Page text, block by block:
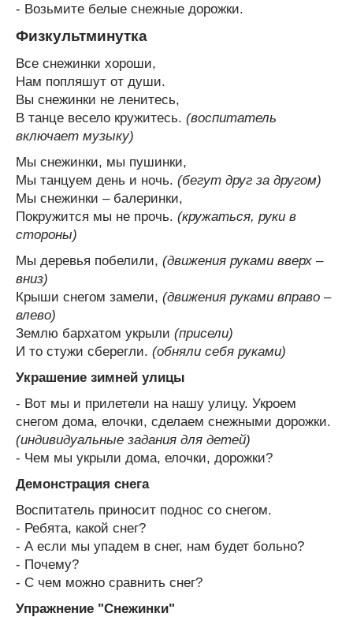
- Возьмите белые снежные дорожки.
Физкультминутка
Все снежинки хороши,
Нам попляшут от души.
Вы снежинки не ленитесь,
В танце весело кружитесь. (воспитатель
включает музыку)
Мы снежинки, мы пушинки,
Мы танцуем день и ночь. (бегут друг за другом)
Мы снежинки – балеринки,
Покружится мы не прочь. (кружаться, руки в
стороны)
Мы деревья побелили, (движения руками вверх –
вниз)
Крыши снегом замели, (движения руками вправо –
влево)
Землю бархатом укрыли (присели)
И то стужи сберегли. (обняли себя руками)
Украшение зимней улицы
- Вот мы и прилетели на нашу улицу. Укроем
снегом дома, елочки, сделаем снежными дорожки.
(индивидуальные задания для детей)
- Чем мы укрыли дома, елочки, дорожки?
Демонстрация снега
Воспитатель приносит поднос со снегом.
- Ребята, какой снег?
- А если мы упадем в снег, нам будет больно?
- Почему?
- С чем можно сравнить снег?
Упражнение "Снежинки"